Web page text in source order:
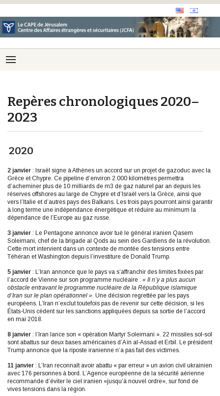
Repères chronologiques 2020–
2023
2020
2 janvier : Israël signe à Athènes un accord sur un projet de gazoduc avec la
Grèce et Chypre. Ce pipeline d’environ 2.000 kilomètres permettra
d’acheminer plus de 10 milliards de m3 de gaz naturel par an depuis les
réserves offshores au large de Chypre et d’Israël vers la Grèce, ainsi que
vers l’Italie et d’autres pays des Balkans. Les trois pays pourront ainsi garantir
à long terme une indépendance énergétique et réduire au minimum la
dépendance de l’Europe au gaz russe.
3 janvier : Le Pentagone annonce avoir tué le général iranien Qasem
Soleimani, chef de la brigade al Qods au sein des Gardiens de la révolution.
Cette mort intervient dans un contexte de montée des tensions entre
Téhéran et Washington depuis l’investiture de Donald Trump.
5 janvier : L’Iran annonce que le pays va s’affranchir des limites fixées par
l’accord de Vienne sur son programme nucléaire : « Il n’y a plus aucun
obstacle entravant le programme nucléaire de la République islamique
d’Iran sur le plan opérationnel ». Une décision regrettée par les pays
européens. L’Iran n’exclut toutefois pas de revenir sur cette décision, si les
États-Unis cèdent sur les sanctions appliquées depuis sa sortie de l’accord
en mai 2018.
8 janvier : l’Iran lance son « opération Martyr Soleimani ». 22 missiles sol-sol
sont abattus sur deux bases américaines d’Aïn al-Assad et Erbil. Le président
Trump annonce que la riposte iranienne n’a pas fait des victimes.
11 janvier : L’Iran reconnaît avoir abattu « par erreur » un avion civil ukrainien
avec 176 personnes à bord. L’Agence européenne de la sécurité aérienne
recommande d’éviter le ciel iranien «jusqu’à nouvel ordre», sur fond de
vives tensions dans la région.